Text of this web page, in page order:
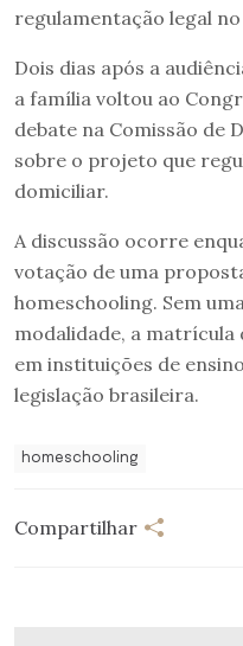
regulamentação legal no
Dois dias após a
a família voltou ao
debate na Comissão de
sobre o projeto que
domiciliar.
A discussão ocorre
votação de uma
homeschooling. Sem
modalidade, a matrícula
em instituições de
legislação brasileira.
homeschooling
Compartilhar